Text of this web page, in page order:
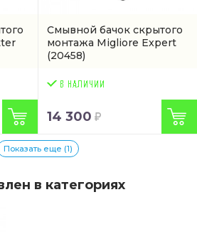
Смывной бачок скрытого
монтажа Migliore Expert
(20458)
14 300
Показать еще (1)
в категориях